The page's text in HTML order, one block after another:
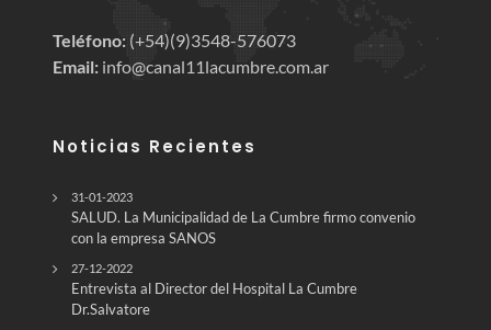
Teléfono: (+54)(9)3548-576073
Email: info@canal11lacumbre.com.ar
Noticias Recientes
31-01-2023
SALUD. La Municipalidad de La Cumbre firmo convenio
con la empresa SANOS
27-12-2022
Entrevista al Director del Hospital La Cumbre
Dr.Salvatore